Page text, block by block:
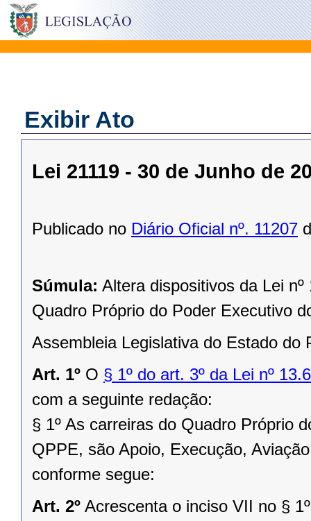
Exibir Ato
Lei 21119 - 30 de Junho de
Publicado no Diário Oficial nº. 11207
Súmula: Altera dispositivos da Lei
Quadro Próprio do Poder Executivo
Assembleia Legislativa do Estado do
Art. 1º O § 1º do art. 3º da Lei nº
com a seguinte redação:
§ 1º As carreiras do Quadro Próprio
QPPE, são Apoio, Execução,
conforme segue:
Art. 2º Acrescenta o inciso VII no §